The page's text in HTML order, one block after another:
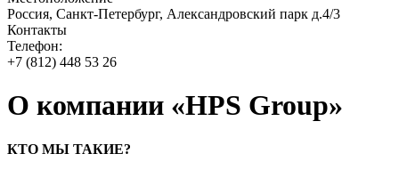
Россия, Санкт-Петербург, Александровский парк д.4/3
Контакты
Телефон:
+7 (812) 448 53 26
О компании «HPS Group»
КТО МЫ ТАКИЕ?